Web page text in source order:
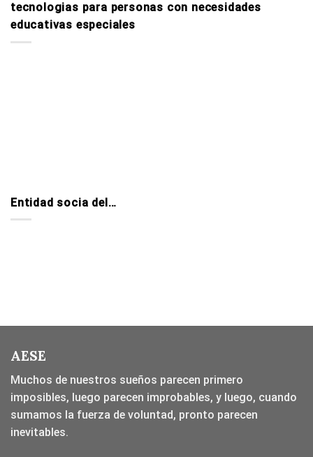
tecnologi­as para personas con necesidades
educativas especiales
Entidad socia del…
AESE
Muchos de nuestros sueños parecen primero
imposibles, luego parecen improbables, y luego, cuando
sumamos la fuerza de voluntad, pronto parecen
inevitables.